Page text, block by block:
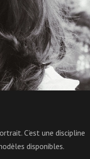
C’est une discipline
disponibles.